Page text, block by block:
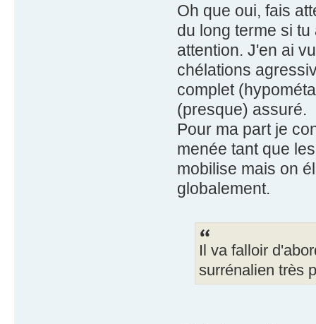
Oh que oui, fais
du long terme si
attention. J'en ai
chélations
complet
(presque) assuré.
Pour ma part je
menée tant que
mobilise mais on
globalement.
Il va falloir
surrénalien très